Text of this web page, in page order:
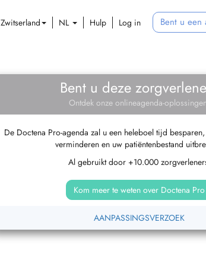
Zwitserland NL Hulp Log in Bent u een
Bent u deze
Ontdek onze onlineagenda-
De Doctena Pro-agenda zal u een heleboel tijd
verminderen en uw patiëntenbestand
Al gebruikt door +10.000
Kom meer te weten over Doctena Pro
AANPASSINGSVERZOEK